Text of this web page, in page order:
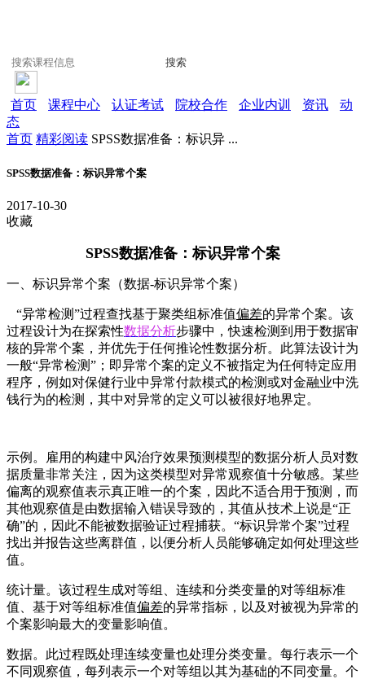
搜索
首页 课程中心 认证考试 院校合作 企业内训 资讯
动
态
首页 精彩阅读 SPSS数据准备：标识异 ...
SPSS数据准备：标识异常个案
2017-10-30
收藏
SPSS数据准备：标识异常个案
一、标识异常个案（数据-标识异常个案）
“异常检测”过程查找基于聚类组标准值偏差的异常个案。该
过程设计为在探索性数据分析步骤中，快速检测到用于数据审
核的异常个案，并优先于任何推论性数据分析。此算法设计为
一般“异常检测”；即异常个案的定义不被指定为任何特定应用
程序，例如对保健行业中异常付款模式的检测或对金融业中洗
钱行为的检测，其中对异常的定义可以被很好地界定。
示例。雇用的构建中风治疗效果预测模型的数据分析人员对数
据质量非常关注，因为这类模型对异常观察值十分敏感。某些
偏离的观察值表示真正唯一的个案，因此不适合用于预测，而
其他观察值是由数据输入错误导致的，其值从技术上说是“正
确”的，因此不能被数据验证过程捕获。“标识异常个案”过程
找出并报告这些离群值，以便分析人员能够确定如何处理这些
值。
统计量。该过程生成对等组、连续和分类变量的对等组标准
值、基于对等组标准值偏差的异常指标，以及对被视为异常的
个案影响最大的变量影响值。
数据。此过程既处理连续变量也处理分类变量。每行表示一个
不同观察值，每列表示一个对等组以其为基础的不同变量。个